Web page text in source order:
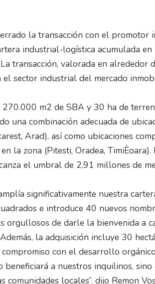
la transacción con el promotor
industrial-logística acumulada
transacción, valorada en alrededor
el sector industrial del mercado
m2 de SBA y 30 ha de
una combinación adecuada de
Arad), así como ubicaciones
la zona (Pitesti, Oradea,
el umbral de 2,91 millones de
significativamente nuestra
e introduce 40 nuevos
orgullosos de darle la bienvenida a
la adquisición incluye 30
con el desarrollo
a nuestros inquilinos,
comunidades locales”. dijo Remon